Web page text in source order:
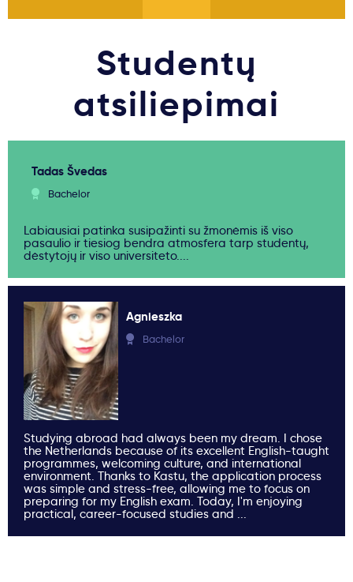
Studentų
atsiliepimai
Tadas Švedas
Bachelor
Labiausiai patinka susipažinti su žmonėmis iš viso
pasaulio ir tiesiog bendra atmosfera tarp studentų,
dėstytojų ir viso universiteto....
Agnieszka
Bachelor
Studying abroad had always been my dream. I chose
the Netherlands because of its excellent English-taught
programmes, welcoming culture, and international
environment. Thanks to Kastu, the application process
was simple and stress-free, allowing me to focus on
preparing for my English exam. Today, I'm enjoying
practical, career-focused studies and ...